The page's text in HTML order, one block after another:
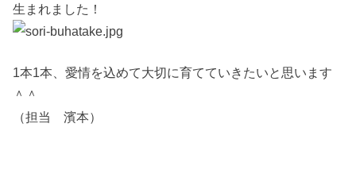
生まれました！
1本1本、愛情を込めて大切に育てていきたいと思います
＾＾
（担当 濱本）